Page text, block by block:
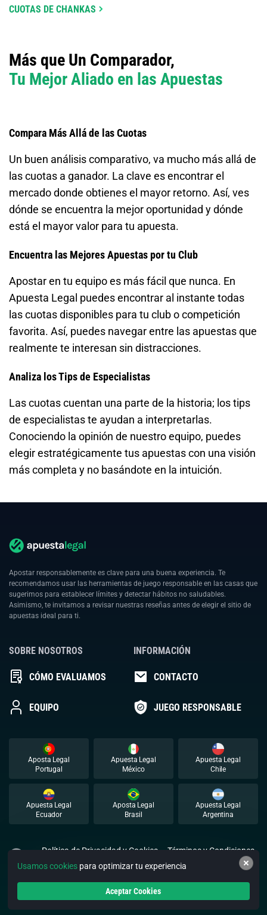
CUOTAS DE CHANKAS
Más que Un Comparador,
Tu Mejor Aliado en las Apuestas
Compara Más Allá de las Cuotas
Un buen análisis comparativo, va mucho más allá de
las cuotas a ganador. La clave es encontrar el
mercado donde obtienes el mayor retorno. Así, ves
dónde se encuentra la mejor oportunidad y dónde
está el mayor valor para tu apuesta.
Encuentra las Mejores Apuestas por tu Club
Apostar en tu equipo es más fácil que nunca. En
Apuesta Legal puedes encontrar al instante todas
las cuotas disponibles para tu club o competición
favorita. Así, puedes navegar entre las apuestas que
realmente te interesan sin distracciones.
Analiza los Tips de Especialistas
Las cuotas cuentan una parte de la historia; los tips
de especialistas te ayudan a interpretarlas.
Conociendo la opinión de nuestro equipo, puedes
elegir estratégicamente tus apuestas con una visión
más completa y no basándote en la intuición.
Apostar responsablemente es clave para una buena experiencia. Te
recomendamos usar las herramientas de juego responsable en las casas que
sugerimos para establecer límites y detectar hábitos no saludables.
Asimismo, te invitamos a revisar nuestras reseñas antes de elegir el sitio de
apuestas ideal para ti.
SOBRE NOSOTROS
CÓMO EVALUAMOS
EQUIPO
INFORMACIÓN
CONTACTO
JUEGO RESPONSABLE
Aposta Legal
Portugal
Apuesta Legal
México
Apuesta Legal
Chile
Apuesta Legal
Ecuador
Aposta Legal
Brasil
Apuesta Legal
Argentina
Política de Privacidad y Cookies
Términos y Condiciones
© 2026 Apuestalegal. Todos los derechos reservados.
Usamos cookies para optimizar tu experiencia
Aceptar Cookies